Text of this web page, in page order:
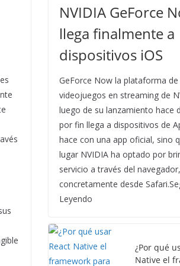
NVIDIA GeForce
llega finalmente a
dispositivos iOS
GeForce Now la plataforma de
videojuegos en streaming de
luego de su lanzamiento hace
por fin llega a dispositivos de
hace con una app oficial, sino
lugar NVIDIA ha optado por
servicio a través del navegador,
concretamente desde
Leyendo
¿Por qué
Native el